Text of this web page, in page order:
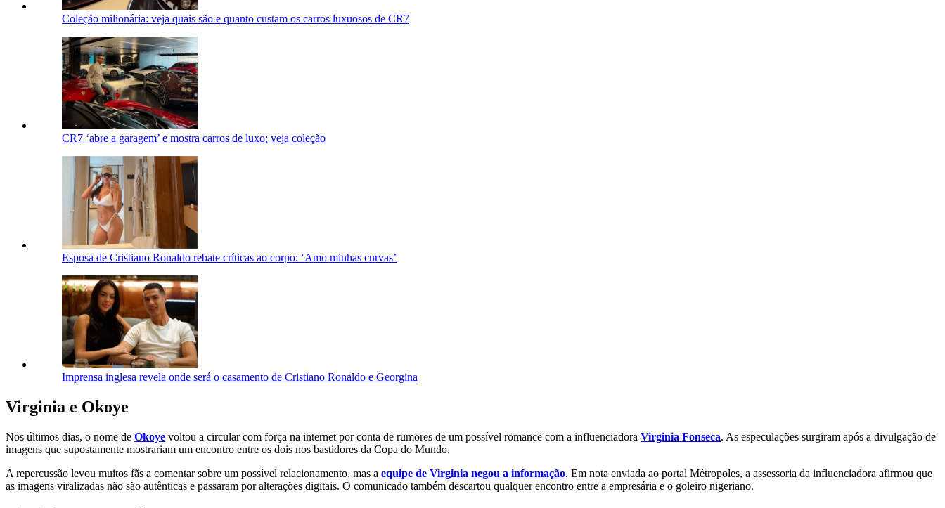
Coleção milionária: veja quais são e quanto custam os carros luxuosos de CR7
CR7 ‘abre a garagem’ e mostra carros de luxo; veja coleção
Esposa de Cristiano Ronaldo rebate críticas ao corpo: ‘Amo minhas curvas’
Imprensa inglesa revela onde será o casamento de Cristiano Ronaldo e Georgina
Virginia e Okoye
Nos últimos dias, o nome de Okoye voltou a circular com força na internet por conta de rumores de um possível romance com a influenciadora Virginia Fonseca. As especulações surgiram após a divulgação de
imagens que supostamente mostrariam um encontro entre os dois nos bastidores da Copa do Mundo.
A repercussão levou muitos fãs a comentar sobre um possível relacionamento, mas a equipe de Virginia negou a informação. Em nota enviada ao portal Métropoles, a assessoria da influenciadora afirmou que
as imagens viralizadas não são autênticas e passaram por alterações digitais. O comunicado também descartou qualquer encontro entre a empresária e o goleiro nigeriano.